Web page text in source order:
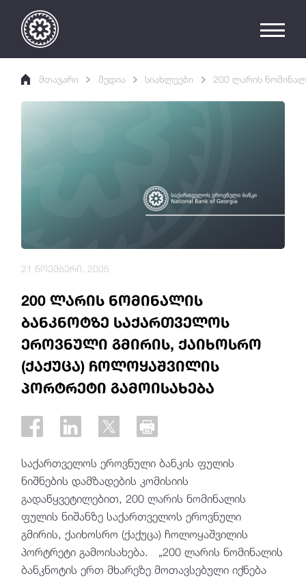
მთავარი მედია სიახლეები 200 ლარის
200 ლარის ნომინალის
ბანკნოტზე საქართველოს
ეროვნული გმირის, ქაიხოსრო
(ქაქუცა) ჩოლოყაშვილის
პორტრეტი გამოისახება
21 ნოემბერი, 2005
საქართველოს ეროვნული ბანკის ფულის
ნიშნების დამზადების კომისიის
გადაწყვეტილებით, 200 ლარის ნომინალის
ფულის ნიშანზე საქართველოს ეროვნული
გმირის, ქაიხოსრო (ქაქუცა) ჩოლოყაშვილის
პორტრეტი გამოისახება. „200 ლარის ნომინალის
ბანკნოტის ერთ მხარეზე მოთავსებული იქნება